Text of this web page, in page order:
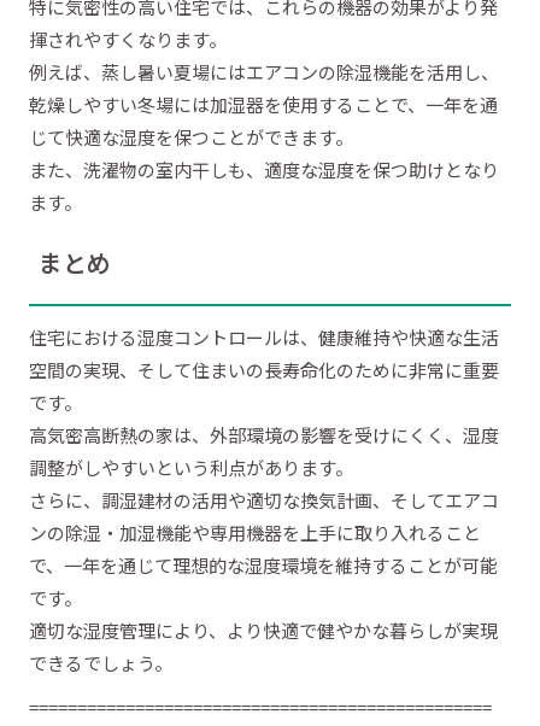
特に気密性の高い住宅では、これらの機器の効果がより発
揮されやすくなります。
例えば、蒸し暑い夏場にはエアコンの除湿機能を活用し、
乾燥しやすい冬場には加湿器を使用することで、一年を通
じて快適な湿度を保つことができます。
また、洗濯物の室内干しも、適度な湿度を保つ助けとなり
ます。
まとめ
住宅における湿度コントロールは、健康維持や快適な生活
空間の実現、そして住まいの長寿命化のために非常に重要
です。
高気密高断熱の家は、外部環境の影響を受けにくく、湿度
調整がしやすいという利点があります。
さらに、調湿建材の活用や適切な換気計画、そしてエアコ
ンの除湿・加湿機能や専用機器を上手に取り入れること
で、一年を通じて理想的な湿度環境を維持することが可能
です。
適切な湿度管理により、より快適で健やかな暮らしが実現
できるでしょう。
================================================